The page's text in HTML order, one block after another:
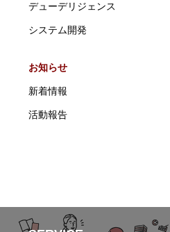
デューデリジェンス
システム開発
お知らせ
新着情報
活動報告